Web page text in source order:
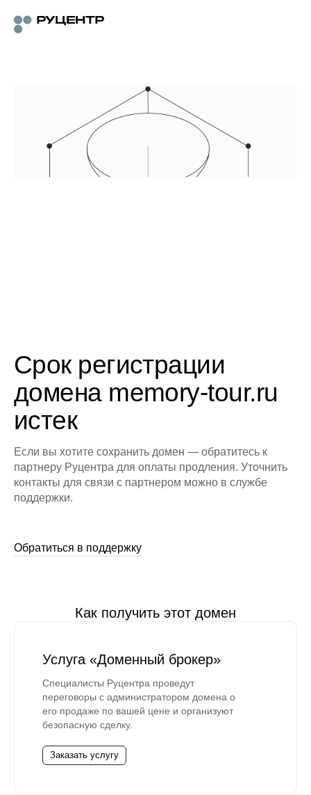
Срок регистрации
домена memory-tour.ru
истек
Если вы хотите сохранить домен — обратитесь к
партнеру Руцентра для оплаты продления. Уточнить
контакты для связи с партнером можно в службе
поддержки.
Обратиться в поддержку
Как получить этот домен
Услуга «Доменный брокер»
Специалисты Руцентра проведут
переговоры с администратором домена о
его продаже по вашей цене и организуют
безопасную сделку.
Заказать услугу